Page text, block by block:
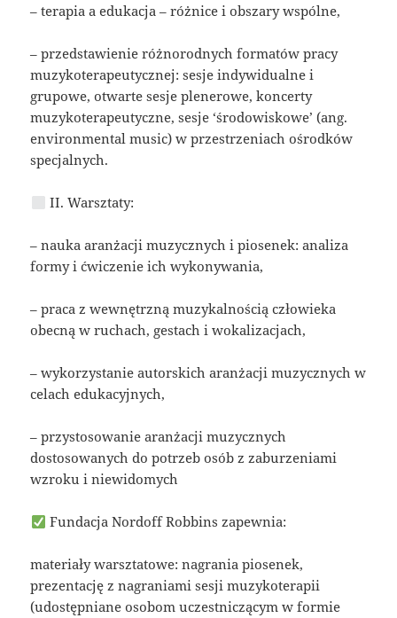
– terapia a edukacja – różnice i obszary wspólne,
– przedstawienie różnorodnych formatów pracy
muzykoterapeutycznej: sesje indywidualne i
grupowe, otwarte sesje plenerowe, koncerty
muzykoterapeutyczne, sesje ‘środowiskowe’ (ang.
environmental music) w przestrzeniach ośrodków
specjalnych.
II. Warsztaty:
– nauka aranżacji muzycznych i piosenek: analiza
formy i ćwiczenie ich wykonywania,
– praca z wewnętrzną muzykalnością człowieka
obecną w ruchach, gestach i wokalizacjach,
– wykorzystanie autorskich aranżacji muzycznych w
celach edukacyjnych,
– przystosowanie aranżacji muzycznych
dostosowanych do potrzeb osób z zaburzeniami
wzroku i niewidomych
Fundacja Nordoff Robbins zapewnia:
materiały warsztatowe: nagrania piosenek,
prezentację z nagraniami sesji muzykoterapii
(udostępniane osobom uczestniczącym w formie